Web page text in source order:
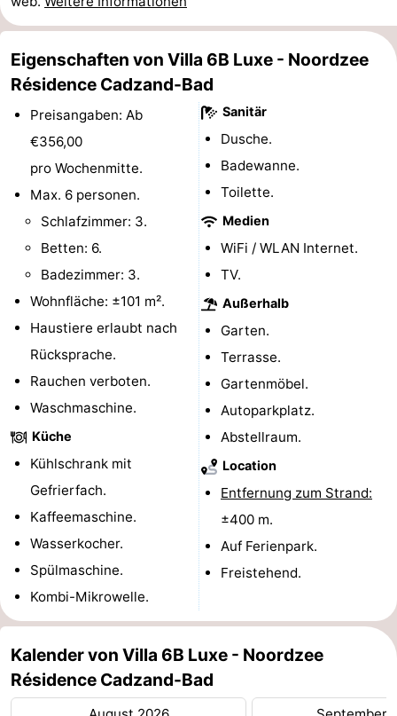
Indoor-
Spielplätze
-
Bowling
-
Minigolfplätze
Wellness-
Zentren
Dörfer
Städte
Natur
Sport
Schwimmbader
-
Radfahren
Wandern
-
Golfplatze
-
Sportangeln
Haifischzähne
Essen
und
trinken
Veranstaltungen
Praktisch
Eigenschaften von Villa 6B Luxe - Noordzee
Résidence Cadzand-Bad
Preisangaben: Ab
€356,00
pro Wochenmitte.
Max. 6 personen.
Schlafzimmer: 3.
Betten: 6.
Badezimmer: 3.
Wohnfläche: ±101 m².
Haustiere erlaubt nach
Rücksprache.
Rauchen verboten.
Waschmaschine.
Küche
Kühlschrank mit
Gefrierfach.
Kaffeemaschine.
Wasserkocher.
Spülmaschine.
Kombi-Mikrowelle.
Sanitär
Dusche.
Badewanne.
Toilette.
Medien
WiFi / WLAN Internet.
TV.
Außerhalb
Garten.
Terrasse.
Gartenmöbel.
Autoparkplatz.
Abstellraum.
Location
Entfernung zum Strand:
±400 m.
Auf Ferienpark.
Freistehend.
Kalender von Villa 6B Luxe - Noordzee
Résidence Cadzand-Bad